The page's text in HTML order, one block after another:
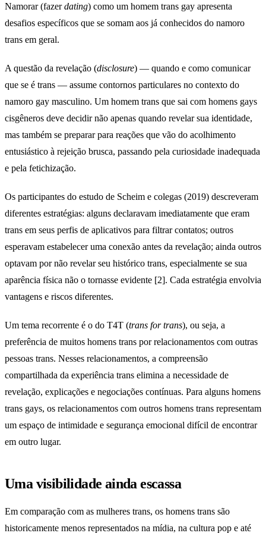
Namorar (fazerdating) como um homem trans gay apresenta
desafios específicos que se somam aos já conhecidos do namoro
trans em geral.
A questão da revelação (disclosure) — quando e como comunicar
que se é trans — assume contornos particulares no contexto do
namoro gay masculino. Um homem trans que sai com homens gays
cisgêneros deve decidir não apenas quando revelar sua identidade,
mas também se preparar para reações que vão do acolhimento
entusiástico à rejeição brusca, passando pela curiosidade inadequada
e pela fetichização.
Os participantes do estudo de Scheim e colegas (2019) descreveram
diferentes estratégias: alguns declaravam imediatamente que eram
trans em seus perfis de aplicativos para filtrar contatos; outros
esperavam estabelecer uma conexão antes da revelação; ainda outros
optavam por não revelar seu histórico trans, especialmente se sua
aparência física não o tornasse evidente [2]. Cada estratégia envolvia
vantagens e riscos diferentes.
Um tema recorrente é o do T4T (trans for trans), ou seja, a
preferência de muitos homens trans por relacionamentos com outras
pessoas trans. Nesses relacionamentos, a compreensão
compartilhada da experiência trans elimina a necessidade de
revelação, explicações e negociações contínuas. Para alguns homens
trans gays, os relacionamentos com outros homens trans representam
um espaço de intimidade e segurança emocional difícil de encontrar
em outro lugar.
Uma visibilidade ainda escassa
Em comparação com as mulheres trans, os homens trans são
historicamente menos representados na mídia, na cultura pop e até